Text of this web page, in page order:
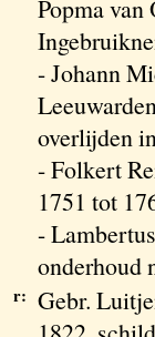
Popma van
- Johann
overlijden
- Folkert
1751 tot
-
onderhoud
r: Gebr.